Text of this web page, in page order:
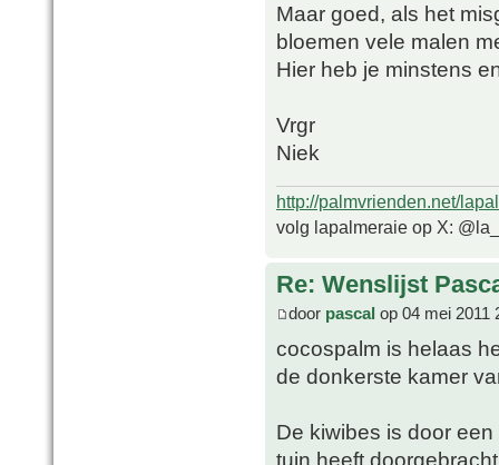
Maar goed, als het
bloemen vele malen
Hier heb je minstens
Vrgr
Niek
http://palmvrienden.net/
volg lapalmeraie op X:
Re: Wenslijst
door pascal op 04 mei 2011
cocospalm is helaas
de donkerste kamer
De kiwibes is door
tuin heeft